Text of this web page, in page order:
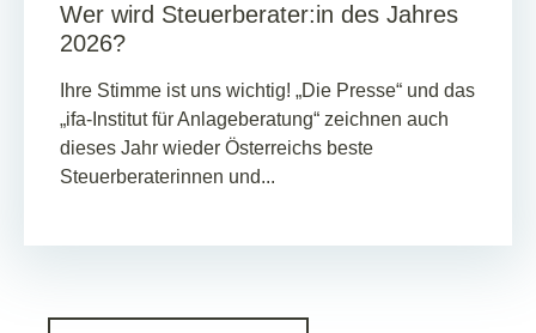
Wer wird Steuerberater:in des Jahres
2026?
Ihre Stimme ist uns wichtig! „Die Presse“ und das
„ifa-Institut für Anlageberatung“ zeichnen auch
dieses Jahr wieder Österreichs beste
Steuerberaterinnen und...